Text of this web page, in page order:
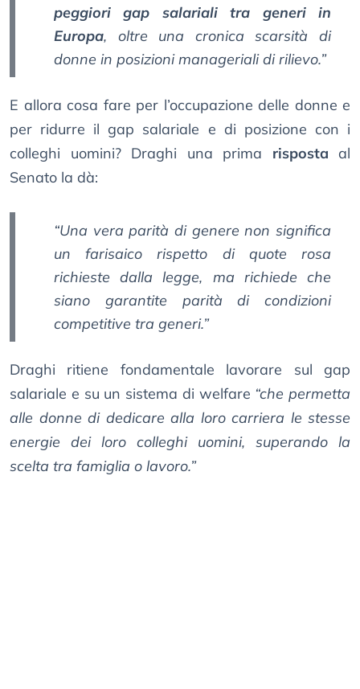
peggiori gap salariali tra generi in
Europa, oltre una cronica scarsità di
donne in posizioni manageriali di rilievo.”
E allora cosa fare per l’occupazione delle donne e
per ridurre il gap salariale e di posizione con i
colleghi uomini? Draghi una prima risposta al
Senato la dà:
“Una vera parità di genere non significa
un farisaico rispetto di quote rosa
richieste dalla legge, ma richiede che
siano garantite parità di condizioni
competitive tra generi.”
Draghi ritiene fondamentale lavorare sul gap
salariale e su un sistema di welfare “che permetta
alle donne di dedicare alla loro carriera le stesse
energie dei loro colleghi uomini, superando la
scelta tra famiglia o lavoro.”